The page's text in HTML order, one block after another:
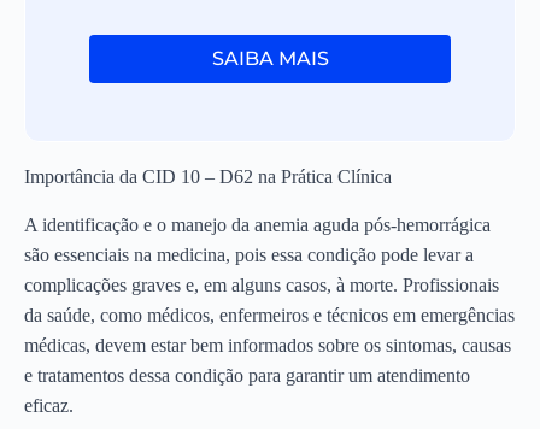
SAIBA MAIS
Importância da CID 10 – D62 na Prática Clínica
A identificação e o manejo da anemia aguda pós-hemorrágica
são essenciais na medicina, pois essa condição pode levar a
complicações graves e, em alguns casos, à morte. Profissionais
da saúde, como médicos, enfermeiros e técnicos em emergências
médicas, devem estar bem informados sobre os sintomas, causas
e tratamentos dessa condição para garantir um atendimento
eficaz.